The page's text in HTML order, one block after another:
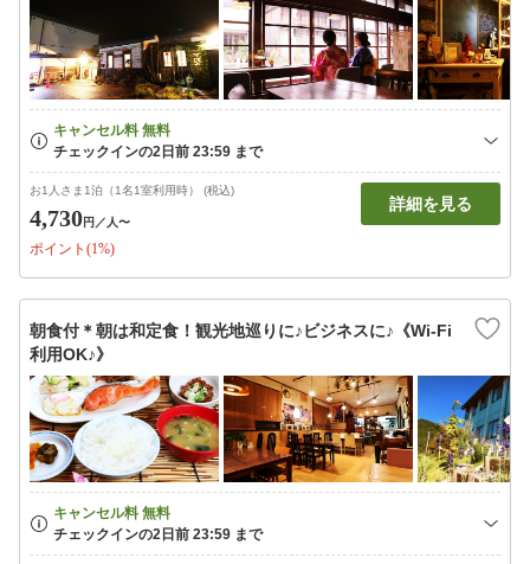
お1人さま1泊（1名1室利用時） (税込)
4,730円 ／人〜
ポイント(1%)
詳細を見る
朝食付＊朝は和定食！観光地巡りに♪ビジネスに♪《Wi-Fi
利用OK♪》